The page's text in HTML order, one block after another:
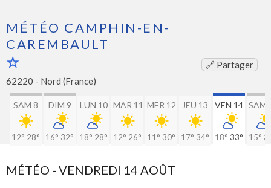
MÉTÉO CAMPHIN-EN-
CAREMBAULT
🔗 Partager
62220 - Nord (France)
SAM 8
12° 28°
DIM 9
16° 32°
LUN 10
18° 28°
MAR 11
12° 26°
MER 12
11° 30°
JEU 13
17° 34°
VEN 14
18° 33°
SAM
15°
MÉTÉO - VENDREDI 14 AOÛT